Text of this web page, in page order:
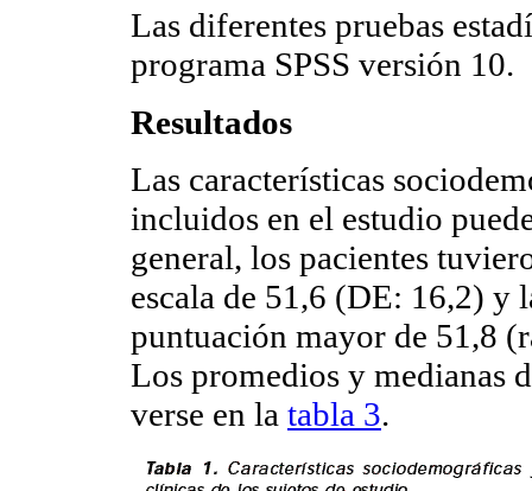
Las diferentes pruebas
programa SPSS versión 10.
Resultados
Las características
incluidos en el estudio
general, los pacientes
escala de 51,6 (DE: 16,2) y
puntuación mayor de 51,8
Los promedios y medianas
verse en la tabla 3.